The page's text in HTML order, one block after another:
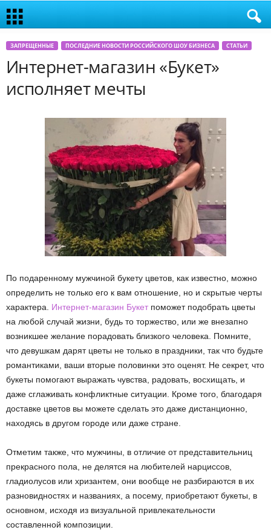
ЗАПРЕЩЕННЫЕ ПОСЛЕДНИЕ НОВОСТИ РОССИЙСКОГО ШОУ БИЗНЕСА СТАТЬИ
Интернет-магазин «Букет»
исполняет мечты
По подаренному мужчиной букету цветов, как известно, можно
определить не только его к вам отношение, но и скрытые черты
характера. Интернет-магазин Букетпоможет подобрать цветы
на любой случай жизни, будь то торжество, или же внезапно
возникшее желание порадовать близкого человека. Помните,
что девушкам дарят цветы не только в праздники, так что будьте
романтиками, ваши вторые половинки это оценят. Не секрет, что
букеты помогают выражать чувства, радовать, восхищать, и
даже сглаживать конфликтные ситуации. Кроме того, благодаря
доставке цветов вы можете сделать это даже дистанционно,
находясь в другом городе или даже стране.
Отметим также, что мужчины, в отличие от представительниц
прекрасного пола, не делятся на любителей нарциссов,
гладиолусов или хризантем, они вообще не разбираются в их
разновидностях и названиях, а посему, приобретают букеты, в
основном, исходя из визуальной привлекательности
составленной композиции.